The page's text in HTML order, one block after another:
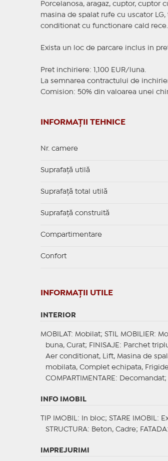
Porcelanosa, aragaz, cuptor, cuptor
masina de spalat rufe cu uscator
conditionat cu functionare cald rece.
Exista un loc de parcare inclus in
Pret inchiriere: 1,100 EUR/luna.
La semnarea contractului de
Comision: 50% din valoarea unei
INFORMAȚII TEHNICE
Nr. camere
Suprafaţă utilă
Suprafaţă total utilă
Suprafaţă construită
Compartimentare
Confort
INFORMAŢII UTILE
INTERIOR
MOBILAT : Mobilat; STIL MOBILIER:
buna, Curat; FINISAJE : Parchet
Aer conditionat, Lift, Masina de
mobilata, Complet echipata,
COMPARTIMENTARE : Decomandat;
INFO IMOBIL
TIP IMOBIL : In bloc; STARE IMOBIL :
STRUCTURA: Beton, Cadre; FATADA
IMPREJURIMI